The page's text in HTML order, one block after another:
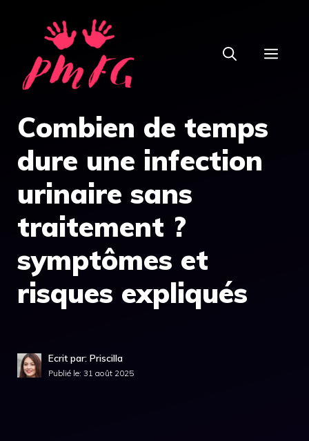
contenu
Combien de temps
dure une infection
urinaire sans
traitement ?
symptômes et
risques expliqués
Ecrit par: Priscilla
Publié le: 31 août 2025